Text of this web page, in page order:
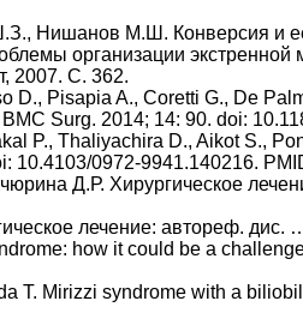
Нишанов М.Ш. Конверсия и
организации
2007. С. 362.
D., Pisapia A., Coretti G., De
Surg. 2014; 14: 90. doi:
P., Thaliyachira D., Aikot S.,
10.4103/0972-9941.140216.
Д.Р. Хирургическое
лечение: автореф. дис.
how it could be a
T. Mirizzi syndrome with a